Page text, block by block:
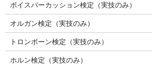
ボイスパーカッション検定（実技のみ）
オルガン検定（実技のみ）
トロンボーン検定（実技のみ）
ホルン検定（実技のみ）